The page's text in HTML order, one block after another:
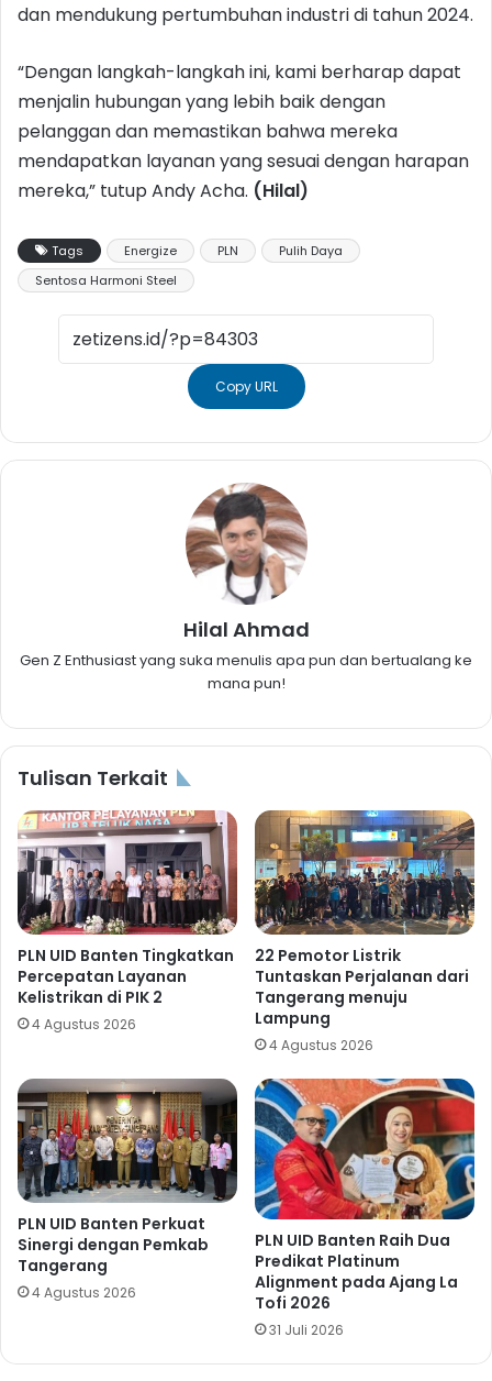
dan mendukung pertumbuhan industri di tahun 2024.
“Dengan langkah-langkah ini, kami berharap dapat
menjalin hubungan yang lebih baik dengan
pelanggan dan memastikan bahwa mereka
mendapatkan layanan yang sesuai dengan harapan
mereka,” tutup Andy Acha. (Hilal)
Tags Energize PLN
Pulih Daya
Sentosa Harmoni Steel
Copy URL
Hilal Ahmad
Gen Z Enthusiast yang suka menulis apa pun dan bertualang ke
mana pun!
Tulisan Terkait
PLN UID Banten Tingkatkan
Percepatan Layanan
Kelistrikan di PIK 2
4 Agustus 2026
22 Pemotor Listrik
Tuntaskan Perjalanan dari
Tangerang menuju
Lampung
4 Agustus 2026
PLN UID Banten Perkuat
Sinergi dengan Pemkab
Tangerang
4 Agustus 2026
PLN UID Banten Raih Dua
Predikat Platinum
Alignment pada Ajang La
Tofi 2026
31 Juli 2026